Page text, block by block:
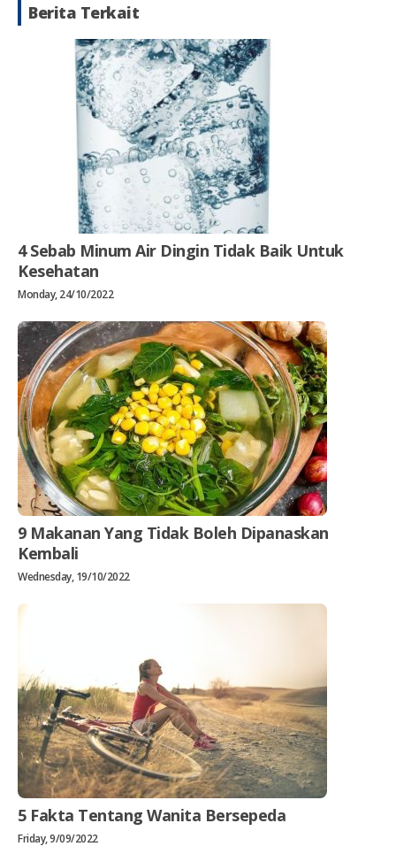
Berita Terkait
4 Sebab Minum Air Dingin Tidak Baik Untuk
Kesehatan
Monday, 24/10/2022
9 Makanan Yang Tidak Boleh Dipanaskan
Kembali
Wednesday, 19/10/2022
5 Fakta Tentang Wanita Bersepeda
Friday, 9/09/2022